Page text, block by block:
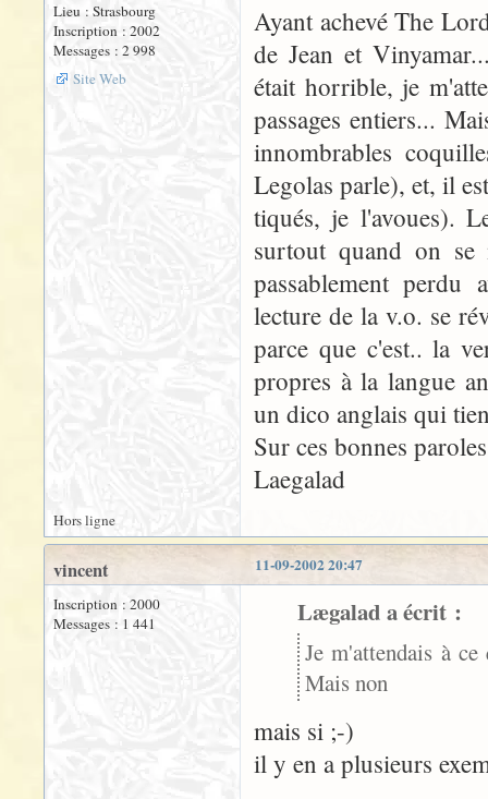
Lieu : Strasbourg
Inscription : 2002
Messages : 2 998
Site Web
Ayant achevé The
de Jean et
était horrible, je
passages entiers...
innombrables
Legolas parle), et, il
tiqués, je l'avoues).
surtout quand on
passablement perdu
lecture de la v.o. se
parce que c'est.. la
propres à la langue
un dico anglais qui
Sur ces bonnes
Laegalad
Hors ligne
11-09-2002 20:47
vincent
Inscription : 2000
Messages : 1 441
Lægalad a écrit :
Je m'attendais à
Mais non
mais si ;-)
il y en a plusieurs